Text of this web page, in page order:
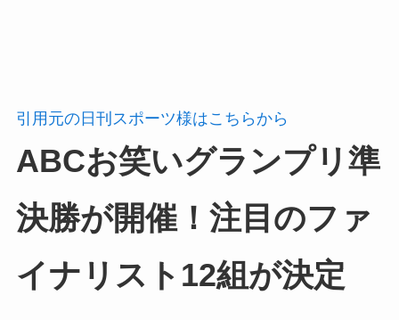
引用元の日刊スポーツ様はこちらから
ABCお笑いグランプリ準
決勝が開催！注目のファ
イナリスト12組が決定